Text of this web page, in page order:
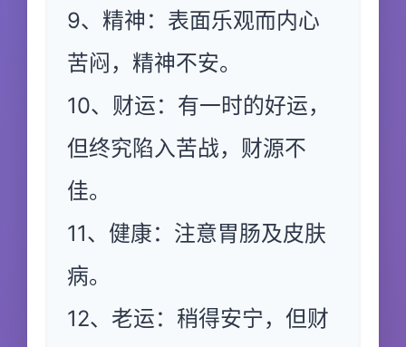
9、精神：表面乐观而内心
苦闷，精神不安。
10、财运：有一时的好运，
但终究陷入苦战，财源不
佳。
11、健康：注意胃肠及皮肤
病。
12、老运：稍得安宁，但财